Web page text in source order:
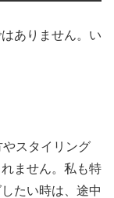
ありません。い
スタイリング
ません。私も特
たい時は、途中